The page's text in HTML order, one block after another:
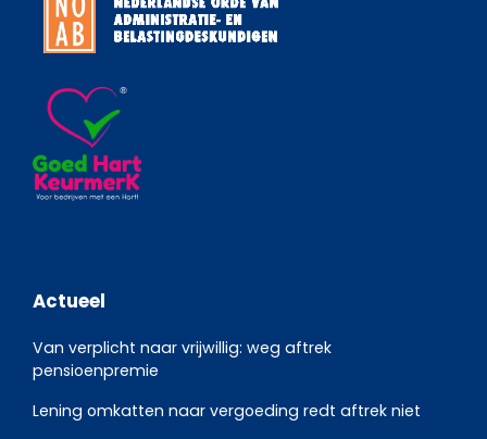
Actueel
Van verplicht naar vrijwillig: weg aftrek
pensioenpremie
Lening omkatten naar vergoeding redt aftrek niet